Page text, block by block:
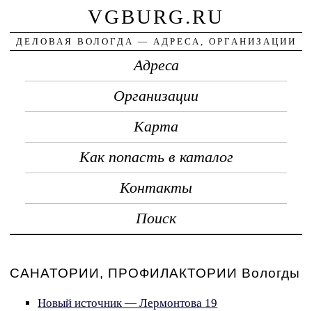
VGBURG.RU
ДЕЛОВАЯ ВОЛОГДА — АДРЕСА, ОРГАНИЗАЦИИ
Адреса
Организации
Карта
Как попасть в каталог
Контакты
Поиск
САНАТОРИИ, ПРОФИЛАКТОРИИ Вологды
Новый источник — Лермонтова 19